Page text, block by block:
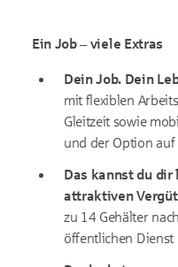
Ein Job – viele Extras
Dein Job. Dein
mit flexiblen
Gleitzeit sowie
und der Option auf
Das kannst du
attraktiven
zu 14 Gehälter
öffentlichen Dienst